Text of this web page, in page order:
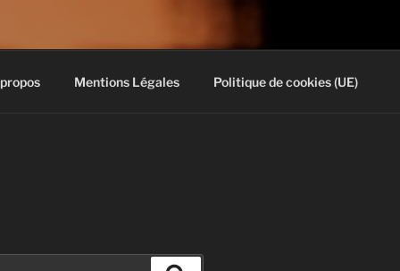
Mentions Légales Politique de cookies (UE)